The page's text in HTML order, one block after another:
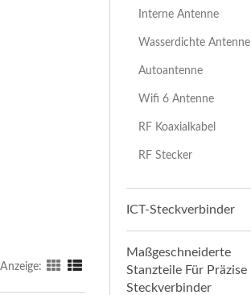
Anzeige:
Interne Antenne
Wasserdichte Antenne
Autoantenne
Wifi 6 Antenne
RF Koaxialkabel
RF Stecker
ICT-Steckverbinder
Maßgeschneiderte
Stanzteile Für Präzise
Steckverbinder